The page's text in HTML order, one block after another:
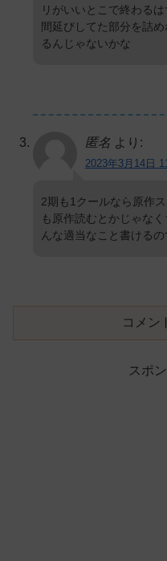
リがいいとこで終わるは
間延びしてた部分を詰
るんじゃないかな
匿名 より:
2023年3月14日
2期も1クールなら原作
も原作読むとかじゃな
んな適当なこと書ける
コメン
スポ